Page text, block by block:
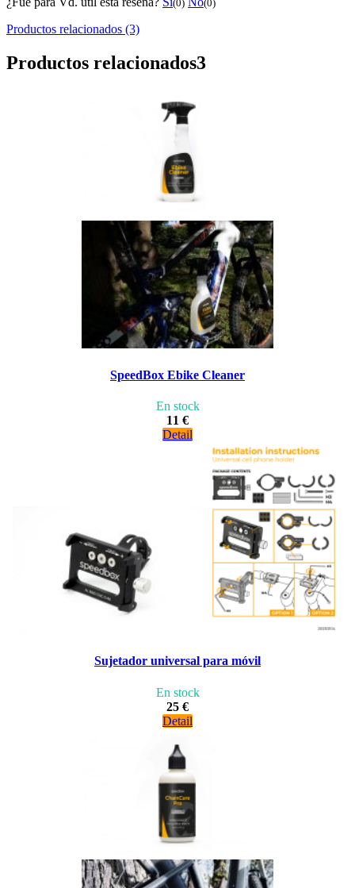
(0) (0)
Productos relacionados (3)
Productos relacionados3
SpeedBox Ebike Cleaner
En stock
11 €
Detail
Sujetador universal para móvil
En stock
25 €
Detail